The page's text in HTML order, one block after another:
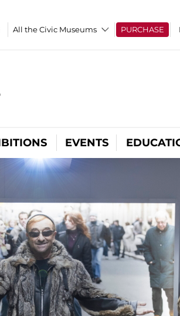
All the Civic Museums PURCHASE
EVENTS